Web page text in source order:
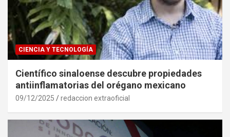
CIENCIA Y TECNOLOGÍA
Científico sinaloense descubre propiedades
antiinflamatorias del orégano mexicano
09/12/2025 redaccion extraoficial